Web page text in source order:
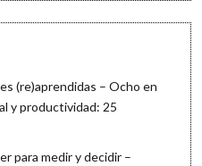
(re)aprendidas – Ocho en
y productividad: 25
para medir y decidir –